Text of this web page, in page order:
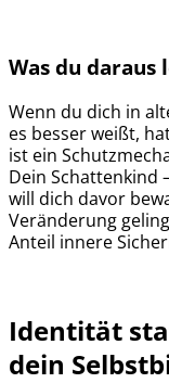
Was du daraus
Wenn du dich in
es besser weißt,
ist ein
Dein Schattenkind
will dich davor
Veränderung
Anteil innere
Identität
dein